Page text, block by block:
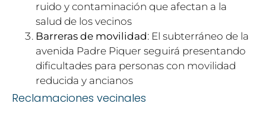
ruido y contaminación que afectan a la
salud de los vecinos
Barreras de movilidad: El subterráneo de la
avenida Padre Piquer seguirá presentando
dificultades para personas con movilidad
reducida y ancianos
Reclamaciones vecinales